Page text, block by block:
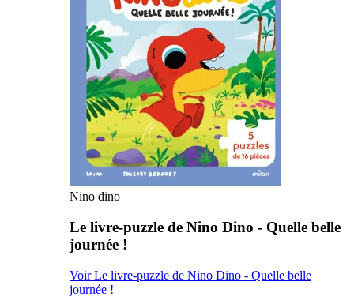
Nino dino
Le livre-puzzle de Nino Dino - Quelle belle
journée !
Voir Le livre-puzzle de Nino Dino - Quelle belle
journée !